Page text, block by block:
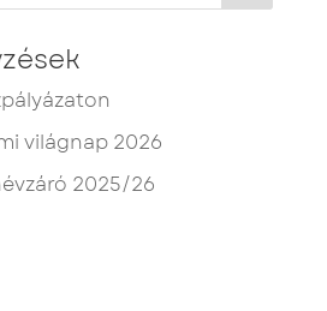
világnap 2026
2025/26